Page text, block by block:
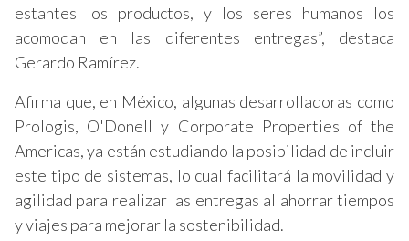
estantes los productos, y los seres humanos los
acomodan en las diferentes entregas”, destaca
Gerardo Ramírez.
Afirma que, en México, algunas desarrolladoras como
Prologis, O'Donell y Corporate Properties of the
Americas, ya están estudiando la posibilidad de incluir
este tipo de sistemas, lo cual facilitará la movilidad y
agilidad para realizar las entregas al ahorrar tiempos
y viajes para mejorar la sostenibilidad.